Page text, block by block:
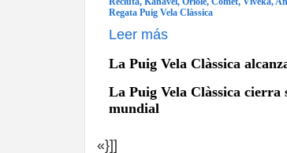
Regata Puig Vela Clàssica
Leer más
La Puig Vela Clàssica
La Puig Vela Clàssica
mundial
«}]]